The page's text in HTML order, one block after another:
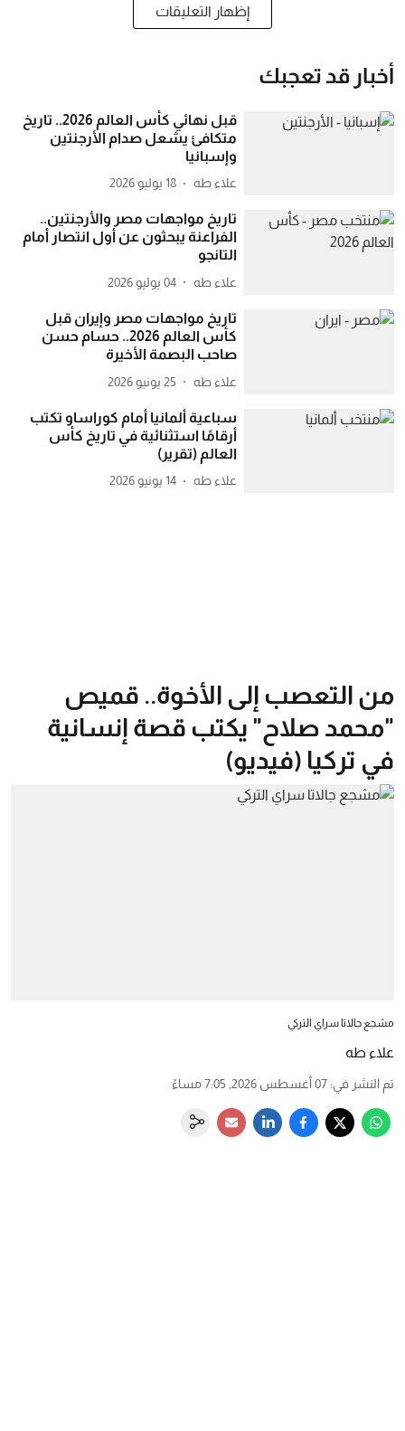
إظهار التعليقات
أخبار قد تعجبك
قبل نهائي كأس العالم 2026.. تاريخ
متكافئ يشعل صدام الأرجنتين
وإسبانيا
علاء طه 18 يوليو 2026
تاريخ مواجهات مصر والأرجنتين..
الفراعنة يبحثون عن أول انتصار أمام
التانجو
علاء طه 04 يوليو 2026
تاريخ مواجهات مصر وإيران قبل
كأس العالم 2026.. حسام حسن
صاحب البصمة الأخيرة
علاء طه 25 يونيو 2026
سباعية ألمانيا أمام كوراساو تكتب
أرقامًا استثنائية في تاريخ كأس
العالم (تقرير)
علاء طه 14 يونيو 2026
من التعصب إلى الأخوة.. قميص
"محمد صلاح" يكتب قصة إنسانية
في تركيا (فيديو)
مشجع جالاتا سراي التركي
علاء طه
تم النشر في: 07 أغسطس 2026, 7:05 مساءً